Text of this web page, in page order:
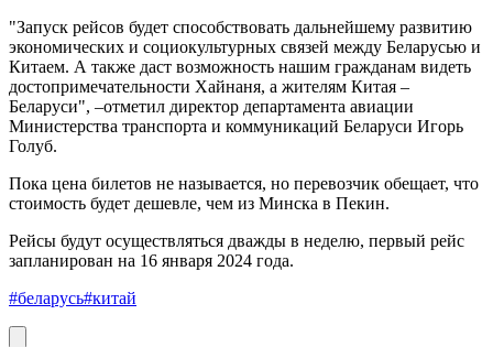
"Запуск рейсов будет способствовать дальнейшему развитию
экономических и социокультурных связей между Беларусью и
Китаем. А также даст возможность нашим гражданам видеть
достопримечательности Хайнаня, а жителям Китая –
Беларуси", –отметил директор департамента авиации
Министерства транспорта и коммуникаций Беларуси Игорь
Голуб.
Пока цена билетов не называется, но перевозчик обещает, что
стоимость будет дешевле, чем из Минска в Пекин.
Рейсы будут осуществляться дважды в неделю, первый рейс
запланирован на 16 января 2024 года.
#беларусь#китай